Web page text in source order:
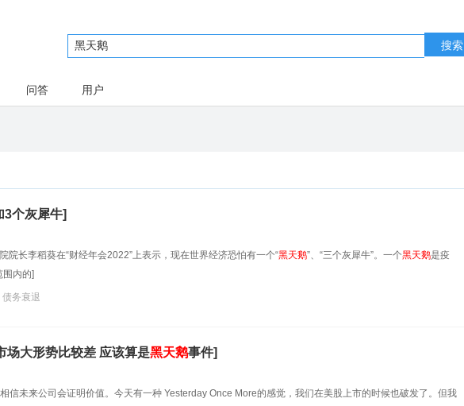
搜索
问答 用户
3个灰犀牛]
院长李稻葵在“财经年会2022”上表示，现在世界经济恐怕有一个“黑天鹅”、“三个灰犀牛”。一个黑天鹅是疫
围内的]
债务衰退
场大形势比较差 应该算是黑天鹅事件]
信未来公司会证明价值。今天有一种 Yesterday Once More的感觉，我们在美股上市的时候也破发了。但我